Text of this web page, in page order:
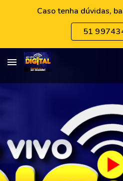
Caso tenha dúvidas,
51